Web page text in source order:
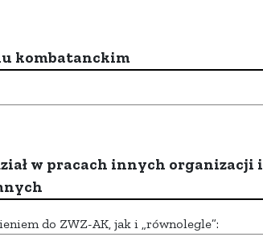
kombatanckim
w pracach innych organizacji i
do ZWZ-AK, jak i „równolegle”: